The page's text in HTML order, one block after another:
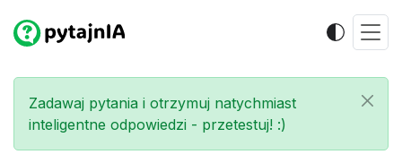
Zadawaj pytania i otrzymuj natychmiast
inteligentne odpowiedzi - przetestuj! :)